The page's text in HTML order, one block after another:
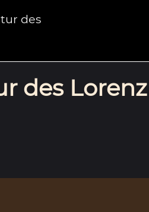
des
des